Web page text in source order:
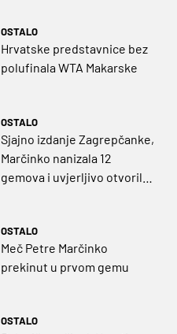
OSTALO
Hrvatske predstavnice bez
polufinala WTA Makarske
OSTALO
Sjajno izdanje Zagrepčanke,
Marčinko nanizala 12
gemova i uvjerljivo otvorila
OSTALO
Meč Petre Marčinko
prekinut u prvom gemu
OSTALO